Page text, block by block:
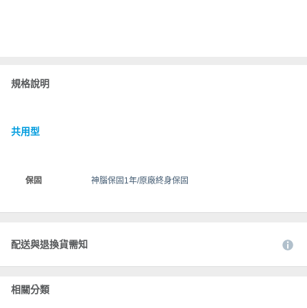
規格說明
共用型
保固 神腦保固1年/原廠終身保固
配送與退換貨需知
相關分類